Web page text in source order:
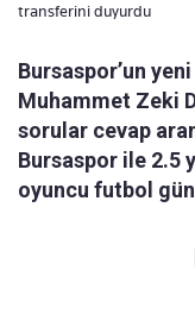
transferini duyurdu
Bursaspor’un
Muhammet Zeki
sorular cevap
Bursaspor ile 2.5
oyuncu futbol